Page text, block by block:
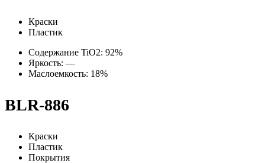
Краски
Пластик
Содержание TiO2: 92%
Яркость: —
Маслоемкость: 18%
BLR-886
Краски
Пластик
Покрытия